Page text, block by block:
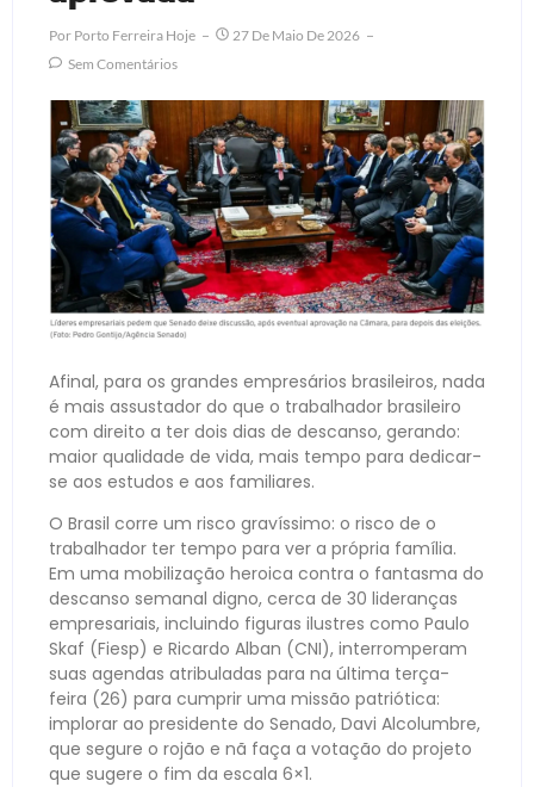
Por Porto Ferreira Hoje
27 De Maio De 2026
Sem Comentários
Afinal, para os grandes empresários brasileiros, nada
é mais assustador do que o trabalhador brasileiro
com direito a ter dois dias de descanso, gerando:
maior qualidade de vida, mais tempo para dedicar-
se aos estudos e aos familiares.
O Brasil corre um risco gravíssimo: o risco de o
trabalhador ter tempo para ver a própria família.
Em uma mobilização heroica contra o fantasma do
descanso semanal digno, cerca de 30 lideranças
empresariais, incluindo figuras ilustres como Paulo
Skaf (Fiesp) e Ricardo Alban (CNI), interromperam
suas agendas atribuladas para na última terça-
feira (26) para cumprir uma missão patriótica:
implorar ao presidente do Senado, Davi Alcolumbre,
que segure o rojão e nã faça a votação do projeto
que sugere o fim da escala 6×1.